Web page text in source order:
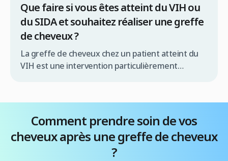
Que faire si vous êtes atteint du VIH ou
du SIDA et souhaitez réaliser une greffe
de cheveux ?
La greffe de cheveux chez un patient atteint du
VIH est une intervention particulièrement
strictement contrôlées. Sans cela, il existe un
risque réel de transmission du virus pendant
l’opération. C’est pourquoi, si vous envisagez une
greffe de cheveux par la technique […]
Comment prendre soin de vos
cheveux après une greffe de cheveux
?